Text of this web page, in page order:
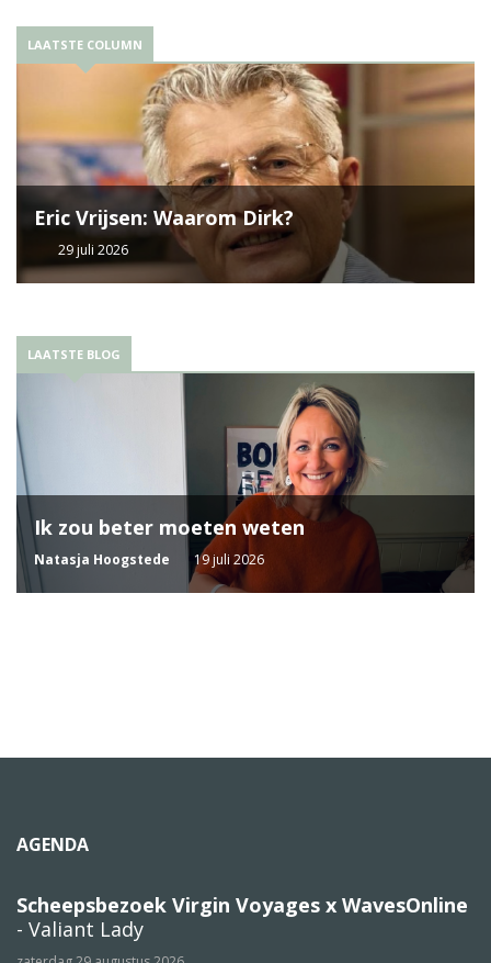
LAATSTE COLUMN
Eric Vrijsen: Waarom Dirk?
29 juli 2026
LAATSTE BLOG
Ik zou beter moeten weten
Natasja Hoogstede 19 juli 2026
AGENDA
Scheepsbezoek Virgin Voyages x WavesOnline
- Valiant Lady